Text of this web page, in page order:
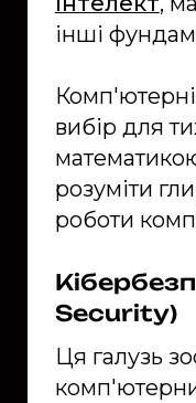
інші
вибір для
розуміти
роботи
Security)
Ця галузь